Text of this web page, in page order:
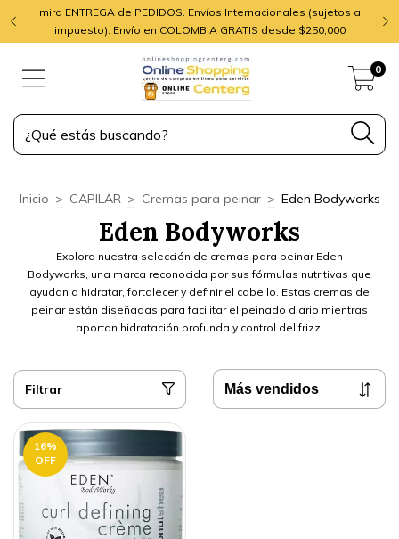
mira ENTREGA de PEDIDOS. Envíos Internacionales (sujetos a
impuesto). Envío en COLOMBIA GRATIS desde $250,000
0
Inicio > CAPILAR > Cremas para peinar > Eden Bodyworks
Eden Bodyworks
Explora nuestra selección de cremas para peinar Eden
Bodyworks, una marca reconocida por sus fórmulas nutritivas que
ayudan a hidratar, fortalecer y definir el cabello. Estas cremas de
peinar están diseñadas para facilitar el peinado diario mientras
aportan hidratación profunda y control del frizz.
Filtrar
16%
OFF